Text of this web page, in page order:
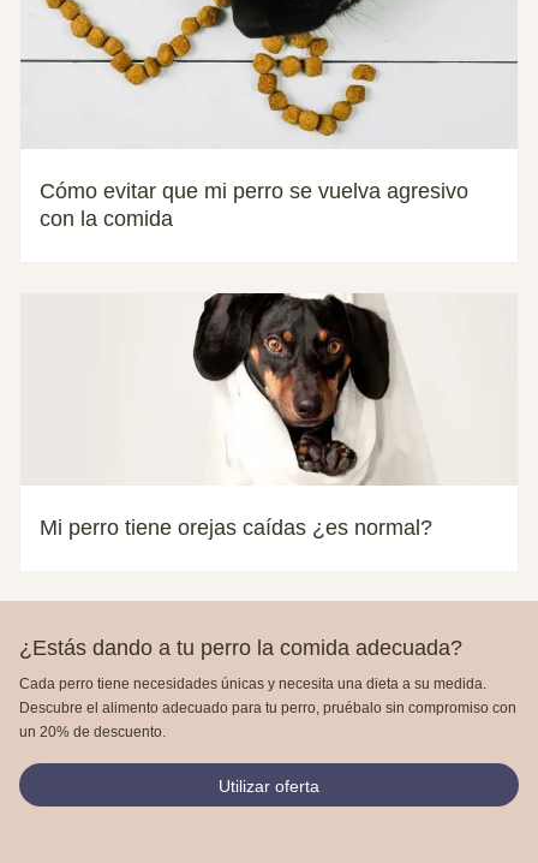
Cómo evitar que mi perro se vuelva agresivo
con la comida
Mi perro tiene orejas caídas ¿es normal?
¿Estás dando a tu perro la comida adecuada?
Cada perro tiene necesidades únicas y necesita una dieta a su medida.
Descubre el alimento adecuado para tu perro, pruébalo sin compromiso con
un 20% de descuento.
Utilizar oferta